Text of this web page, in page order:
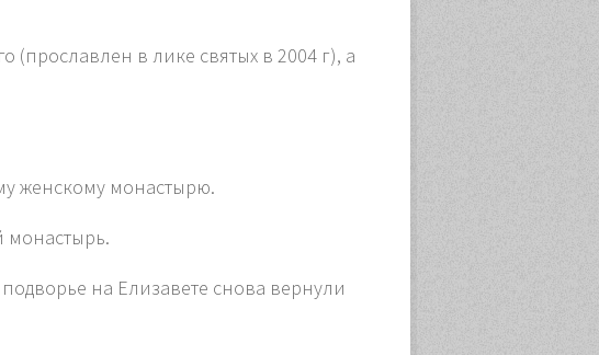
в лике святых в 2004 г), а
женскому монастырю.
монастырь.
на Елизавете снова вернули